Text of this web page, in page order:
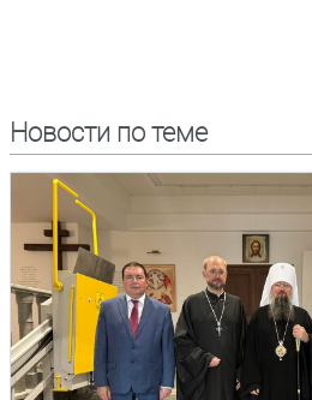
Новости по теме